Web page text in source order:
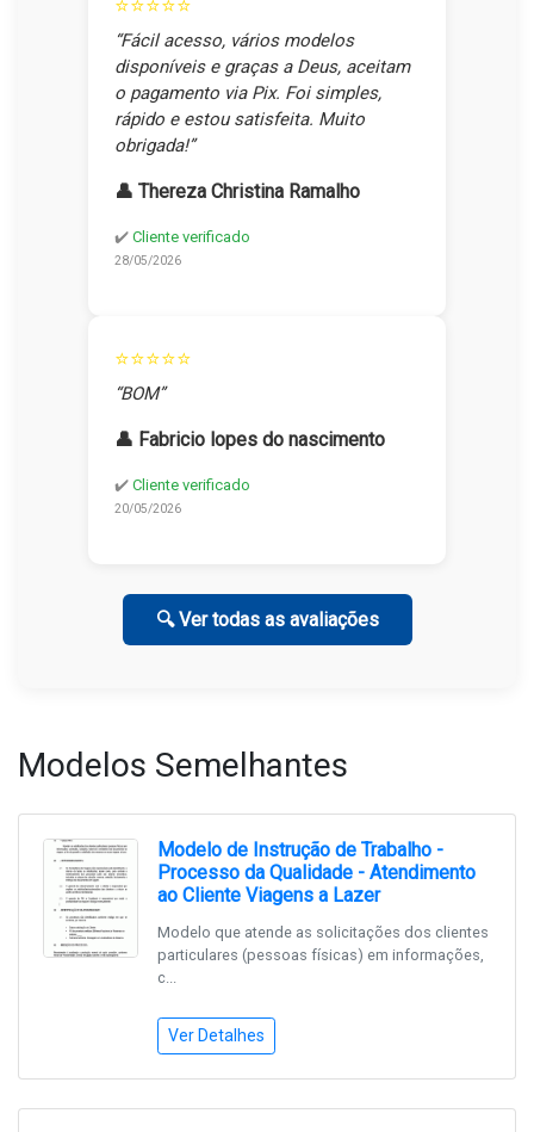
⭐⭐⭐⭐⭐
“Fácil acesso, vários modelos
disponíveis e graças a Deus, aceitam
o pagamento via Pix. Foi simples,
rápido e estou satisfeita. Muito
obrigada!”
👤 Thereza Christina Ramalho
✔️ Cliente verificado
28/05/2026
⭐⭐⭐⭐⭐
“BOM”
👤 Fabricio lopes do nascimento
✔️ Cliente verificado
20/05/2026
🔍 Ver todas as avaliações
Modelos Semelhantes
Modelo de Instrução de Trabalho -
Processo da Qualidade - Atendimento
ao Cliente Viagens a Lazer
Modelo que atende as solicitações dos clientes
particulares (pessoas físicas) em informações,
c...
Ver Detalhes